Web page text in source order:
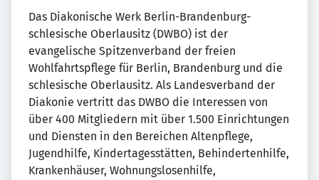
Das Diakonische Werk Berlin-Brandenburg-
schlesische Oberlausitz (DWBO) ist der
evangelische Spitzenverband der freien
Wohlfahrtspflege für Berlin, Brandenburg und die
schlesische Oberlausitz. Als Landesverband der
Diakonie vertritt das DWBO die Interessen von
über 400 Mitgliedern mit über 1.500 Einrichtungen
und Diensten in den Bereichen Altenpflege,
Jugendhilfe, Kindertagesstätten, Behindertenhilfe,
Krankenhäuser, Wohnungslosenhilfe,